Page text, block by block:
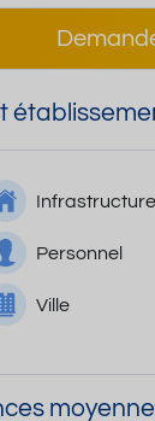
Infrastructure
Personnel
Ville